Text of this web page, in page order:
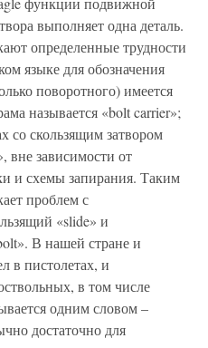
выполняет одна деталь.
определенные трудности
языке для обозначения
поворотного) имеется
называется «bolt carrier»;
со скользящим затвором
вне зависимости от
и схемы запирания. Таким
проблем с
«slide» и
В нашей стране и
в пистолетах, и
в том числе
одним словом –
достаточно для